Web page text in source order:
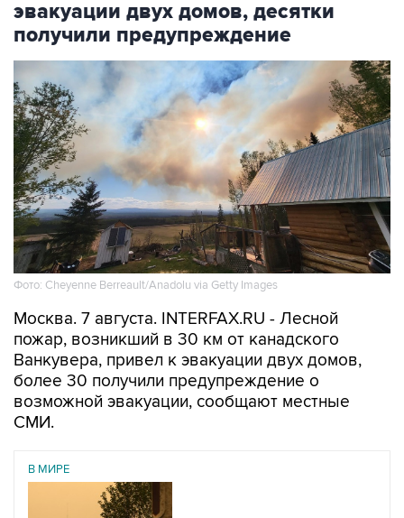
эвакуации двух домов, десятки
получили предупреждение
Фото: Cheyenne Berreault/Anadolu via Getty Images
Москва. 7 августа. INTERFAX.RU - Лесной
пожар, возникший в 30 км от канадского
Ванкувера, привел к эвакуации двух домов,
более 30 получили предупреждение о
возможной эвакуации, сообщают местные
СМИ.
В МИРЕ